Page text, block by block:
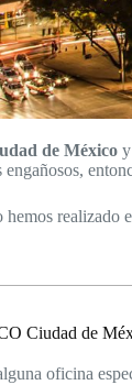
de Méxicoy
realizado
Ciudad de
oficina